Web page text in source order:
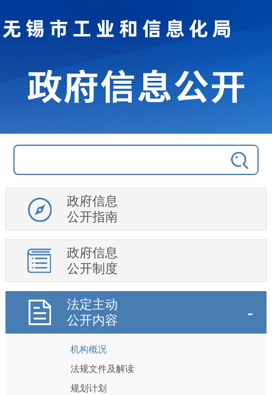
政府信息
公开指南
政府信息
公开制度
法定主动
公开内容
机构概况
法规文件及解读
规划计划